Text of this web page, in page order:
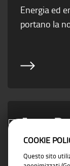
Energia ed
portano la
Area
Vicino ad
soluzioni
COOKIE
Questo sito